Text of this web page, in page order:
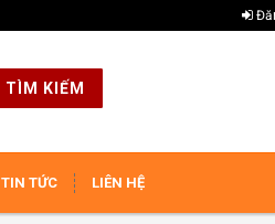
TÌM KIẾM
TIN TỨC LIÊN HỆ